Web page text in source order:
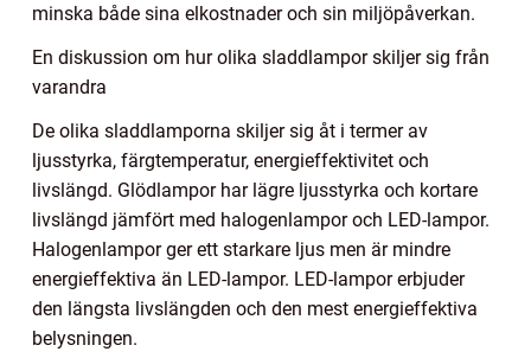
minska både sina elkostnader och sin miljöpåverkan.
En diskussion om hur olika sladdlampor skiljer sig från
varandra
De olika sladdlamporna skiljer sig åt i termer av
ljusstyrka, färgtemperatur, energieffektivitet och
livslängd. Glödlampor har lägre ljusstyrka och kortare
livslängd jämfört med halogenlampor och LED-lampor.
Halogenlampor ger ett starkare ljus men är mindre
energieffektiva än LED-lampor. LED-lampor erbjuder
den längsta livslängden och den mest energieffektiva
belysningen.